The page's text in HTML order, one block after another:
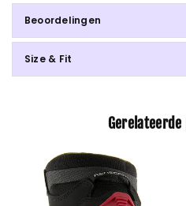
Beoordelingen
Size & Fit